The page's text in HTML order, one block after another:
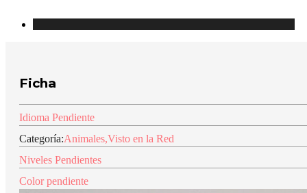
Ficha
Idioma Pendiente
Categoría:Animales,Visto en la Red
Niveles Pendientes
Color pendiente